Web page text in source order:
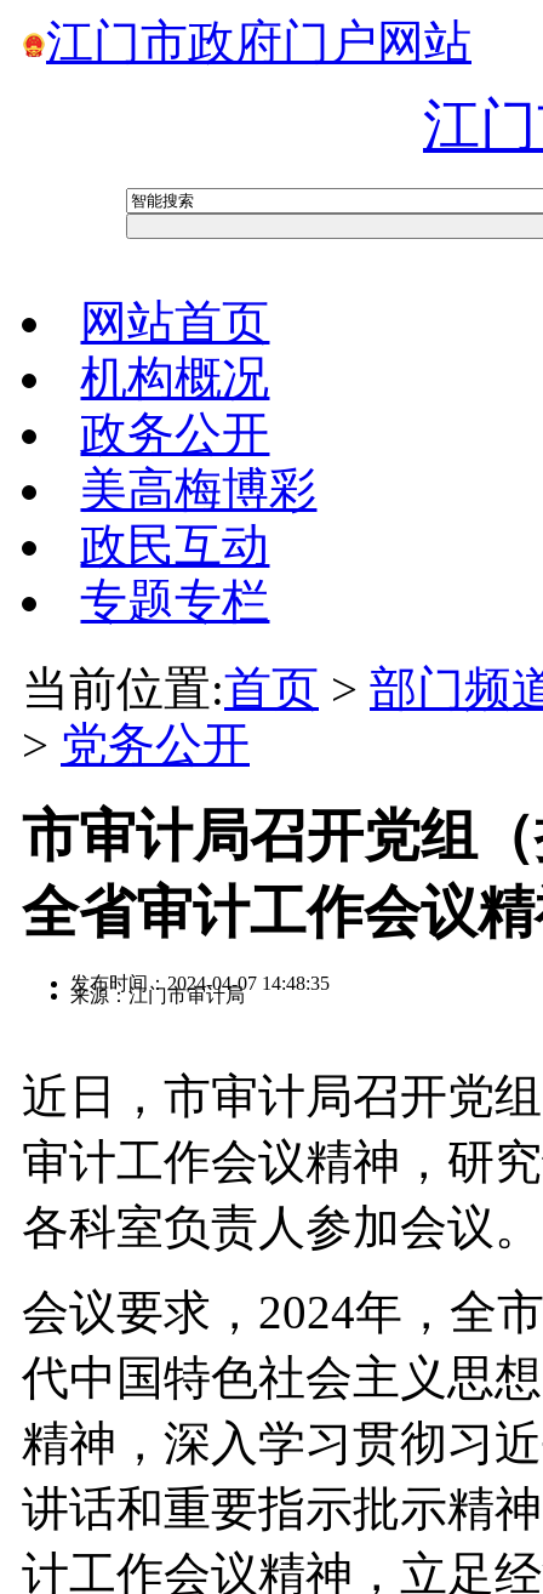
江门市政府门户网站
江
网站首页
机构概况
政务公开
美高梅博彩
政民互动
专题专栏
当前位置:首页 > 部门频
> 党务公开
市审计局召开党组
全省审计工作会议
发布时间：2024-04-07 14:48:35
来源：江门市审计局
近日，市审计局召开党
审计工作会议精神，研
各科室负责人参加会议。
会议要求，2024年，全
代中国特色社会主义思
精神，深入学习贯彻习
讲话和重要指示批示精
计工作会议精神，立足